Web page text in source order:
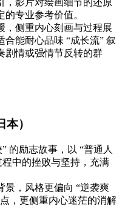
，影片对绘画细节的还原
专业参考价值。
，侧重内心刻画与过程展
能耐心品味 “成长流” 叙
剧情或强情节反转的群
）
的励志故事，以 “普通人
中的挫败与坚持，充满
景，风格更偏向 “逆袭爽
，更侧重内心迷茫的消解